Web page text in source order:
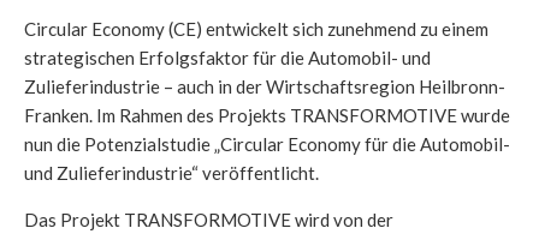
Circular Economy (CE) entwickelt sich zunehmend zu einem
strategischen Erfolgsfaktor für die Automobil- und
Zulieferindustrie – auch in der Wirtschaftsregion Heilbronn-
Franken. Im Rahmen des Projekts TRANSFORMOTIVE wurde
nun die Potenzialstudie „Circular Economy für die Automobil-
und Zulieferindustrie“ veröffentlicht.
Das Projekt TRANSFORMOTIVE wird von der